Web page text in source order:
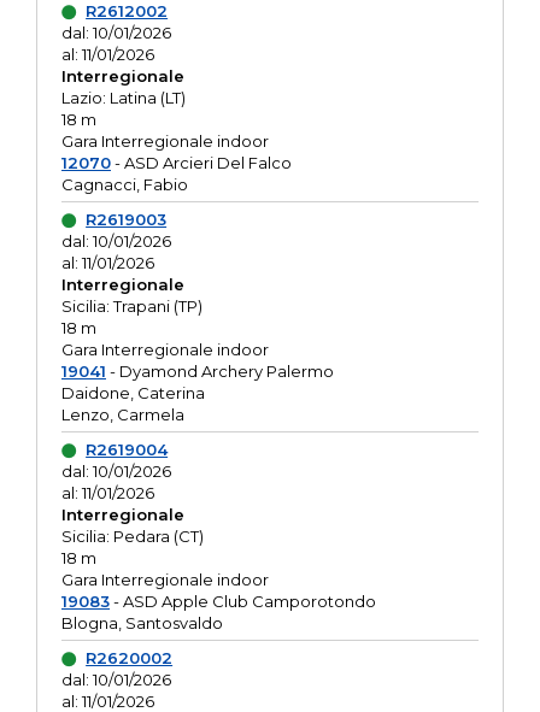
R2612002
dal: 10/01/2026
al: 11/01/2026
Interregionale
Lazio: Latina (LT)
18 m
Gara Interregionale indoor
12070- ASD Arcieri Del Falco
Cagnacci, Fabio
R2619003
dal: 10/01/2026
al: 11/01/2026
Interregionale
Sicilia: Trapani (TP)
18 m
Gara Interregionale indoor
19041 - Dyamond Archery Palermo
Daidone, Caterina
Lenzo, Carmela
R2619004
dal: 10/01/2026
al: 11/01/2026
Interregionale
Sicilia: Pedara (CT)
18 m
Gara Interregionale indoor
19083- ASD Apple Club Camporotondo
Blogna, Santosvaldo
R2620002
dal: 10/01/2026
al: 11/01/2026